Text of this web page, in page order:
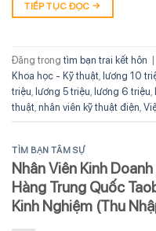
TIẾP TỤC ĐỌC →
Đăng trong tìm bạn trai kết hôn |
Khoa học - Kỹ thuật lương 10
triệu lương 5 triệu lương 6 triệu
thuật nhân viên kỹ thuật điện
TÌM BẠN TÂM SỰ
Nhân Viên Kinh
Hàng Trung Quốc
Kinh Nghiệm (Thu